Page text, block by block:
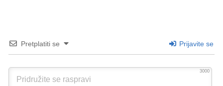
Pretplatiti se Prijavite se
3000